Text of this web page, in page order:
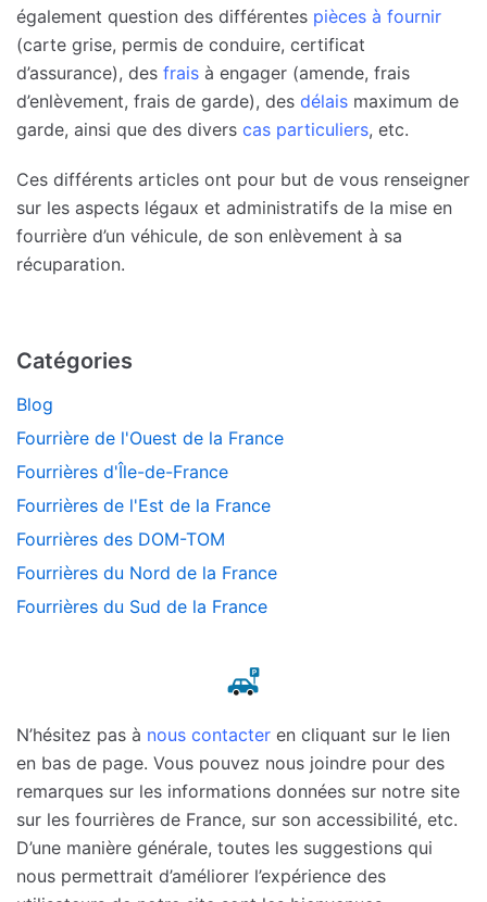
également question des différentes pièces à fournir
(carte grise, permis de conduire, certificat
d’assurance), des frais à engager (amende, frais
d’enlèvement, frais de garde), des délais maximum de
garde, ainsi que des divers cas particuliers, etc.
Ces différents articles ont pour but de vous renseigner
sur les aspects légaux et administratifs de la mise en
fourrière d’un véhicule, de son enlèvement à sa
récuparation.
Catégories
Blog
Fourrière de l'Ouest de la France
Fourrières d'Île-de-France
Fourrières de l'Est de la France
Fourrières des DOM-TOM
Fourrières du Nord de la France
Fourrières du Sud de la France
N’hésitez pas à nous contacter en cliquant sur le lien
en bas de page. Vous pouvez nous joindre pour des
remarques sur les informations données sur notre site
sur les fourrières de France, sur son accessibilité, etc.
D’une manière générale, toutes les suggestions qui
nous permettrait d’améliorer l’expérience des